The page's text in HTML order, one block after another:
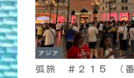
アジア
弧旅 ＃２１５ （